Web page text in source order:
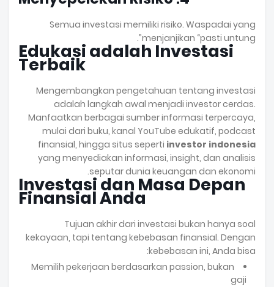
Semua investasi memiliki risiko. Waspadai yang
menjanjikan “pasti untung”.
Edukasi adalah Investasi
Terbaik
Mengembangkan pengetahuan tentang investasi
adalah langkah awal menjadi investor cerdas.
Manfaatkan berbagai sumber informasi terpercaya,
mulai dari buku, kanal YouTube edukatif, podcast
finansial, hingga situs seperti investor indonesia
yang menyediakan informasi, insight, dan analisis
seputar dunia keuangan dan ekonomi.
Investasi dan Masa Depan
Finansial Anda
Tujuan akhir dari investasi bukan hanya soal
kekayaan, tapi tentang kebebasan finansial. Dengan
kebebasan ini, Anda bisa:
Memilih pekerjaan berdasarkan passion, bukan
gaji